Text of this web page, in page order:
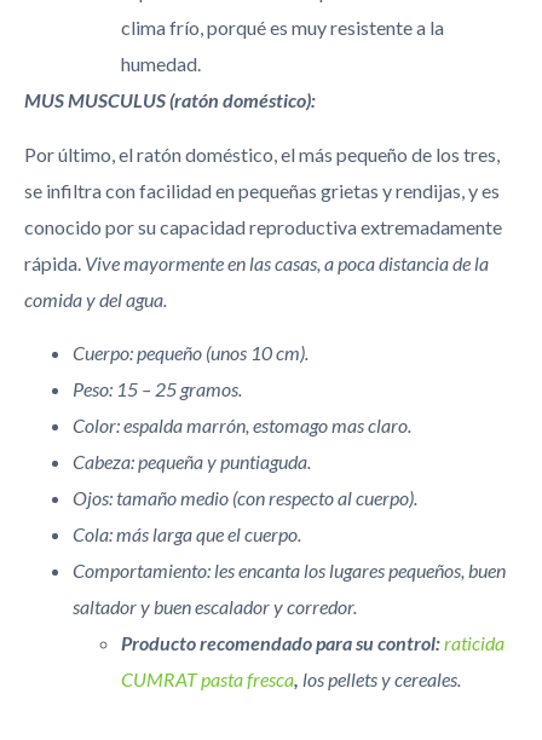
clima frío, porqué es muy resistente a la
humedad.
MUS MUSCULUS (ratón doméstico):
Por último, el ratón doméstico, el más pequeño de los tres,
se infiltra con facilidad en pequeñas grietas y rendijas, y es
conocido por su capacidad reproductiva extremadamente
rápida. Vive mayormente en las casas, a poca distancia de la
comida y del agua.
Cuerpo: pequeño (unos 10 cm).
Peso: 15 – 25 gramos.
Color: espalda marrón, estomago mas claro.
Cabeza: pequeña y puntiaguda.
Ojos: tamaño medio (con respecto al cuerpo).
Cola: más larga que el cuerpo.
Comportamiento: les encanta los lugares pequeños, buen
saltador y buen escalador y corredor.
Producto recomendado para su control:raticida
CUMRAT pasta fresca, los pellets y cereales.